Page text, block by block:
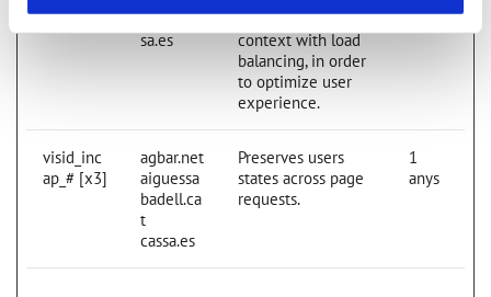
www.cas
sa.es
This is used in
context with load
balancing, in order
to optimize user
experience.
visid_inc
ap_# [x3]
agbar.net
aiguessa
badell.ca
t
cassa.es
Preserves users
states across page
requests.
1
anys